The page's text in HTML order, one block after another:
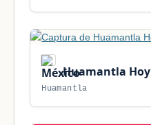
Huamantla Hoy
Huamantla